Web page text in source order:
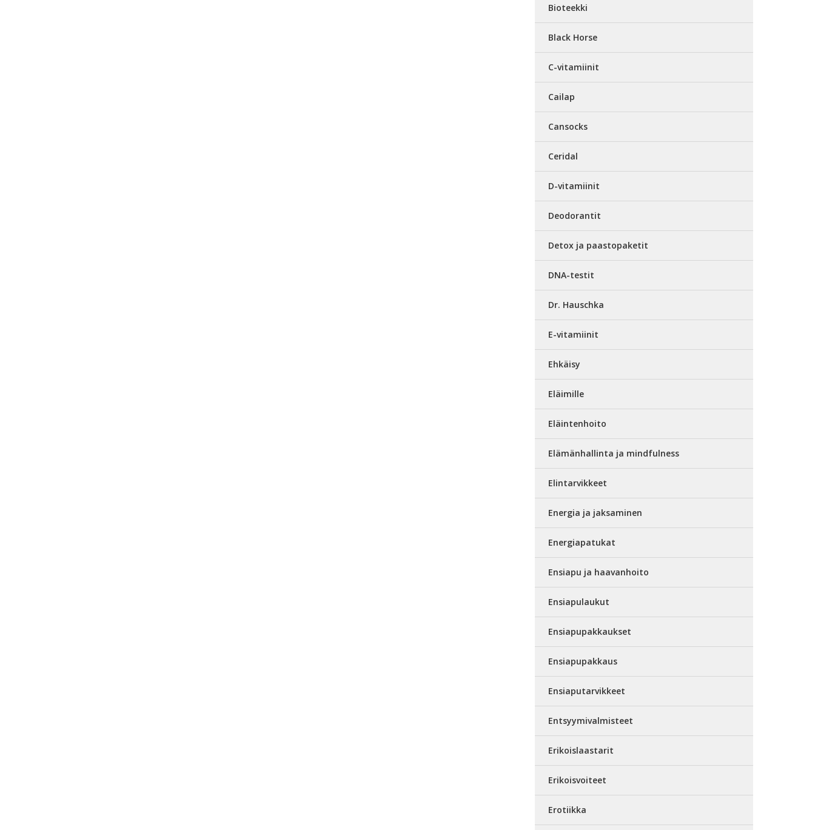
Bioteekki
Black Horse
C-vitamiinit
Cailap
Cansocks
Ceridal
D-vitamiinit
Deodorantit
Detox ja paastopaketit
DNA-testit
Dr. Hauschka
E-vitamiinit
Ehkäisy
Eläimille
Eläintenhoito
Elämänhallinta ja mindfulness
Elintarvikkeet
Energia ja jaksaminen
Energiapatukat
Ensiapu ja haavanhoito
Ensiapulaukut
Ensiapupakkaukset
Ensiapupakkaus
Ensiaputarvikkeet
Entsyymivalmisteet
Erikoislaastarit
Erikoisvoiteet
Erotiikka